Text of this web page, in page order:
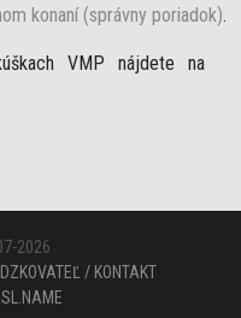
konaní (správny poriadok).
VMP nájdete na
2026
/ KONTAKT